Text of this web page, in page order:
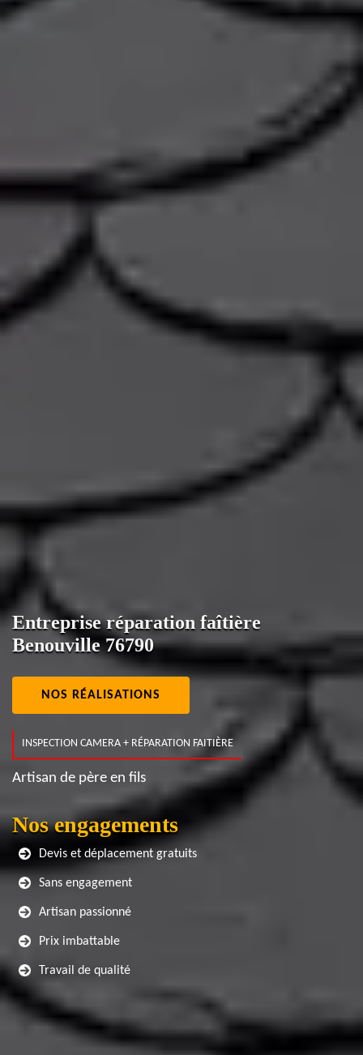
Entreprise réparation faîtière
Benouville 76790
NOS RÉALISATIONS
INSPECTION CAMERA + RÉPARATION FAITIÈRE
Artisan de père en fils
Nos engagements
Devis et déplacement gratuits
Sans engagement
Artisan passionné
Prix imbattable
Travail de qualité